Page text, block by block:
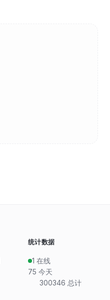
统计数据
1 在线
75 今天
300346 总计